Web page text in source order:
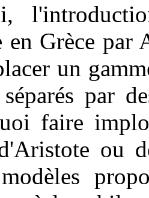
en Grèce par
un
par
faire
ou